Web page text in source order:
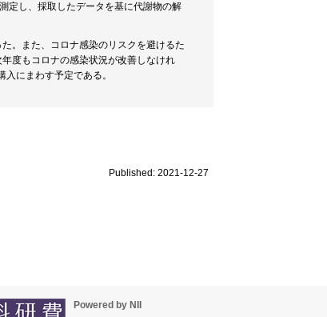
定し、採取したデータを基に代謝物の解
。また、コロナ感染のリスクを避けるた
度もコロナの感染状況が改善しなけれ
にまわす予定である。
Published: 2021-12-27
Powered by NII